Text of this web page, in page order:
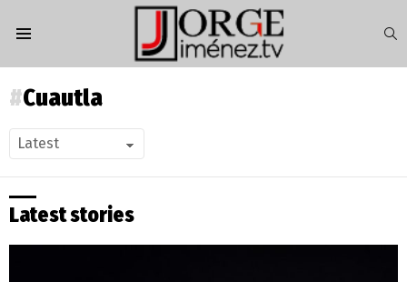
Cuautla
Latest stories